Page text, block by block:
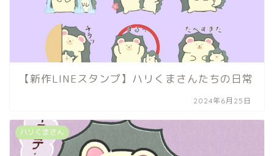
【新作LINEスタンプ】ハリくまさんたちの日常
2024年6月25日
ハリくまさん